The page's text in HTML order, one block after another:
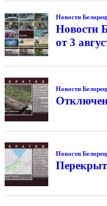
Новости
Новости
от 3
Новости
Новости